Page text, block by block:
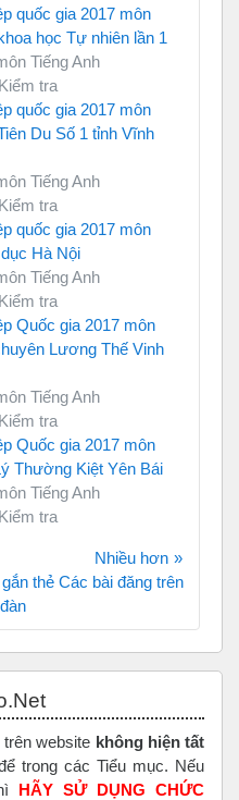
quốc gia 2017 môn
học Tự nhiên lần 1
Tiếng Anh
tra
quốc gia 2017 môn
Du Số 1 tỉnh Vĩnh
Tiếng Anh
tra
quốc gia 2017 môn
Hà Nội
Tiếng Anh
tra
Quốc gia 2017 môn
Lương Thế Vinh
Tiếng Anh
tra
Quốc gia 2017 môn
Thường Kiệt Yên Bái
Tiếng Anh
tra
Nhiều hơn
thẻ Các bài đăng trên
trên website không hiện tất
trong các Tiểu mục. Nếu
HÃY SỬ DỤNG CHỨC